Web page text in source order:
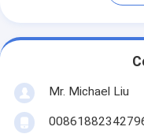
Mr. Michael Liu